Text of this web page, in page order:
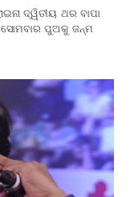
ଦ୍ୱିତୀୟ ଥର ବାପା
ସୋମବାର ପୁଅକୁ ଜନ୍ମ